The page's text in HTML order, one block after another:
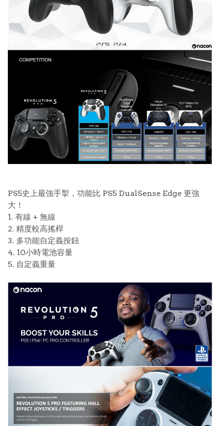
PS5史上最強手掣，功能比 PS5 DualSense Edge 更強
大！
1. 有線 + 無線
2. 精度較高搖桿
3. 多功能自定義按鈕
4. 10小時電池容量
5. 自定義重量